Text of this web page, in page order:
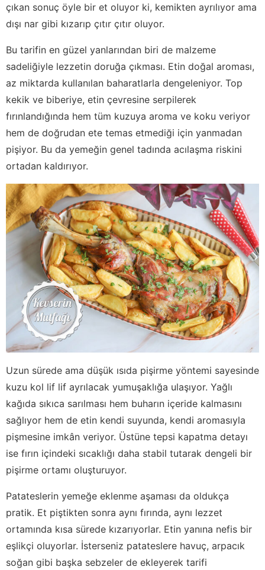
çıkan sonuç öyle bir et oluyor ki, kemikten ayrılıyor ama
dışı nar gibi kızarıp çıtır çıtır oluyor.
Bu tarifin en güzel yanlarından biri de malzeme
sadeliğiyle lezzetin doruğa çıkması. Etin doğal aroması,
az miktarda kullanılan baharatlarla dengeleniyor. Top
kekik ve biberiye, etin çevresine serpilerek
fırınlandığında hem tüm kuzuya aroma ve koku veriyor
hem de doğrudan ete temas etmediği için yanmadan
pişiyor. Bu da yemeğin genel tadında acılaşma riskini
ortadan kaldırıyor.
Uzun sürede ama düşük ısıda pişirme yöntemi sayesinde
kuzu kol lif lif ayrılacak yumuşaklığa ulaşıyor. Yağlı
kağıda sıkıca sarılması hem buharın içeride kalmasını
sağlıyor hem de etin kendi suyunda, kendi aromasıyla
pişmesine imkân veriyor. Üstüne tepsi kapatma detayı
ise fırın içindeki sıcaklığı daha stabil tutarak dengeli bir
pişirme ortamı oluşturuyor.
Patateslerin yemeğe eklenme aşaması da oldukça
pratik. Et piştikten sonra aynı fırında, aynı lezzet
ortamında kısa sürede kızarıyorlar. Etin yanına nefis bir
eşlikçi oluyorlar. İsterseniz patateslere havuç, arpacık
soğan gibi başka sebzeler de ekleyerek tarifi